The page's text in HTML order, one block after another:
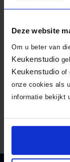
Deze website
Om u beter van
Keukenstudio
Keukenstudio of
onze cookies als
informatie bekijkt
Het
dat nou
Er zijn 7